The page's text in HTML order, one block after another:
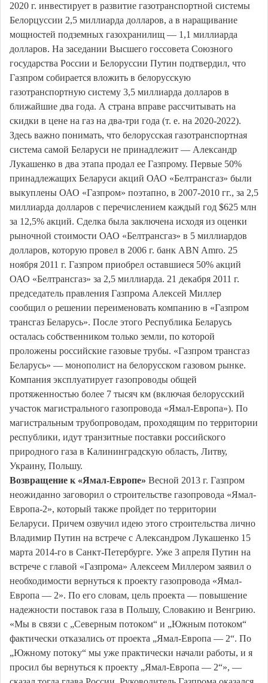
2020 г. инвестирует в развитие газотранспортной системы
Белорцуссии 2,5 миллиарда долларов, а в наращивание
мощностей подземных газохранилищ — 1,1 миллиарда
долларов. На заседании Высшего госсовета Союзного
государства России и Белоруссии Путин подтвердил, что
Газпром собирается вложить в белорусскую
газотранспортную систему 3,5 миллиарда долларов в
ближайшие два года. А страна вправе рассчитывать на
скидки в цене на газ на два-три года (т. е. на 2020-2022).
Здесь важно понимать, что белорусская газотранспортная
система самой Беларуси не принадлежит — Александр
Лукашенко в два этапа продал ее Газпрому. Первые 50%
принадлежащих Беларуси акций ОАО «Белтрансгаз» были
выкуплены ОАО «Газпром» поэтапно, в 2007-2010 гг., за 2,5
миллиарда долларов с перечислением каждый год $625 млн
за 12,5% акций. Сделка была заключена исходя из оценки
рыночной стоимости ОАО «Белтрансгаз» в 5 миллиардов
долларов, которую провел в 2006 г. банк ABN Amro. 25
ноября 2011 г. Газпром приобрел оставшиеся 50% акций
ОАО «Белтрансгаз» за 2,5 миллиарда. 21 декабря 2011 г.
председатель правления Газпрома Алексей Миллер
сообщил о решении переименовать компанию в «Газпром
трансгаз Беларусь». После этого Республика Беларусь
осталась собственником только земли, по которой
проложены российские газовые трубы. «Газпром трансгаз
Беларусь» — монополист на белорусском газовом рынке.
Компания эксплуатирует газопроводы общей
протяженностью более 7 тысяч км (включая белорусский
участок магистрального газопровода «Ямал-Европа»). По
магистральным трубопроводам, проходящим по территории
республики, идут транзитные поставки российского
природного газа в Калининградскую область, Литву,
Украину, Польшу.
Возвращение к «Ямал-Европе» Весной 2013 г. Газпром
неожиданно заговорил о строительстве газопровода «Ямал-
Европа-2», который также пройдет по территории
Беларуси. Причем озвучил идею этого строительства лично
Владимир Путин на встрече с Александром Лукашенко 15
марта 2014-го в Санкт-Петербурге. Уже 3 апреля Путин на
встрече с главой «Газпрома» Алексеем Миллером заявил о
необходимости вернуться к проекту газопровода «Ямал-
Европа — 2». По его словам, цель проекта — повышение
надежности поставок газа в Польшу, Словакию и Венгрию.
«Мы в связи с „Северным потоком“ и „Южным потоком“
фактически отказались от проекта „Ямал-Европа — 2“. По
„Южному потоку“ мы уже практически начали работы, и я
просил бы вернуться к проекту „Ямал-Европа — 2“», —